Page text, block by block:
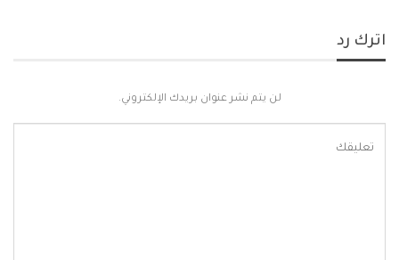
اترك رد
لن يتم نشر عنوان بريدك الإلكتروني.